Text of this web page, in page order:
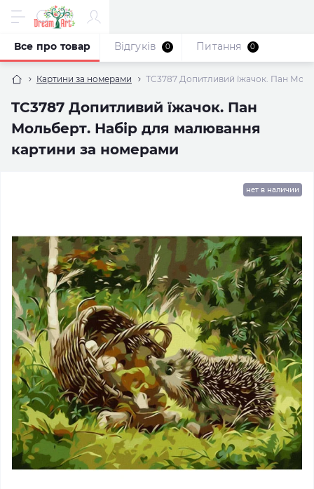
Картини за номерами TC3787 Допитливий їжачок. Пан
TC3787 Допитливий їжачок. Пан
Мольберт. Набір для малювання
картини за номерами
Все про товар Відгуків 0 Питання 0
нет в наличии